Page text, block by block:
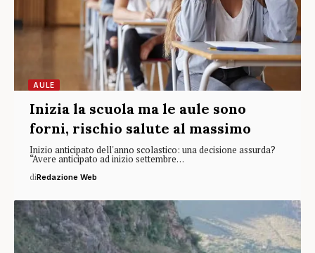
AULE
Inizia la scuola ma le aule sono
forni, rischio salute al massimo
Inizio anticipato dell'anno scolastico: una decisione assurda?
“Avere anticipato ad inizio settembre…
diRedazione Web